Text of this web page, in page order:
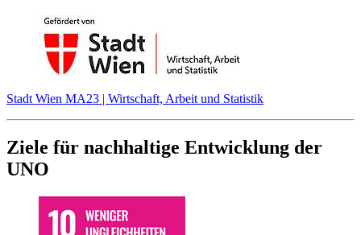
Stadt Wien MA23 | Wirtschaft, Arbeit und Statistik
Ziele für nachhaltige Entwicklung der
UNO